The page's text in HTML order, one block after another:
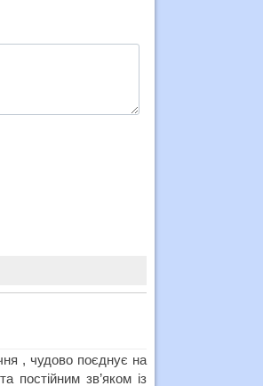
, чудово поєднує на
постійним зв’яком із